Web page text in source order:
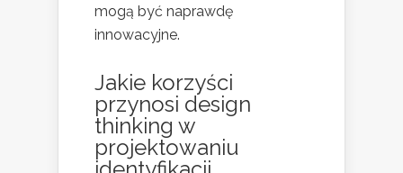
mogą być naprawdę
innowacyjne.
Jakie korzyści
przynosi design
thinking w
projektowaniu